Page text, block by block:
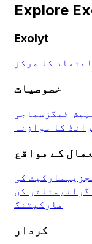
Explore
Exolyt
اعتماد کا مرکز
خصوصیات
ہیش ٹیگز سماجی
کا موازنہ
کے مواقع
مارکیٹ کی
متاثر کن
مارکیٹنگ
کردار